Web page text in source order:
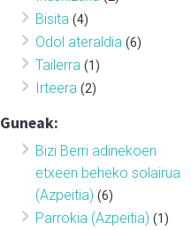
Bisita (4)
Odol ateraldia (6)
Tailerra (1)
Irteera (2)
Guneak:
Bizi Berri adinekoen
etxeen beheko solairua
(Azpeitia) (6)
Parrokia (Azpeitia) (1)